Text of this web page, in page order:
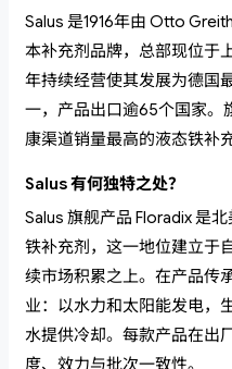
Salus 是1916年由 Otto
本补充剂品牌，总部现位于
年持续经营使其发展为德国
一，产品出口逾65个国家。
康渠道销量最高的液态铁补充
Salus 有何独特之处？
Salus 旗舰产品 Floradix 是
铁补充剂，这一地位建立于
续市场积累之上。在产品传
业：以水力和太阳能发电，
水提供冷却。每款产品在出
度、效力与批次一致性。